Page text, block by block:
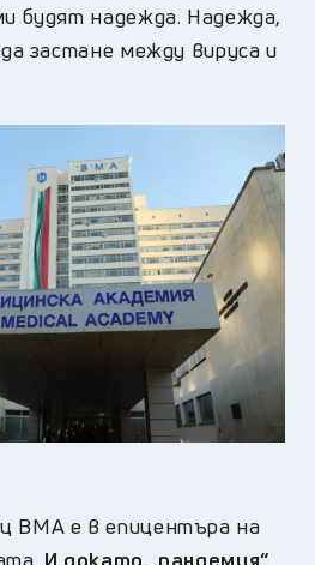
будят надежда. Надежда,
застане между вируса и
ВМА е в епицентъра на